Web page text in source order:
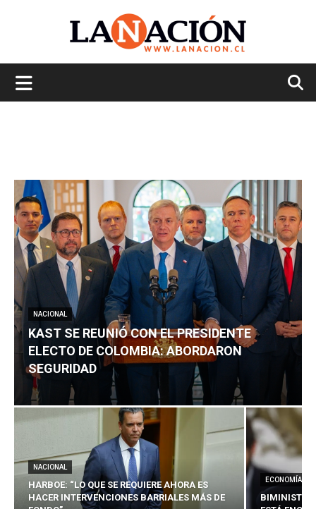
NACIONAL
KAST SE REUNIÓ CON EL PRESIDENTE
ELECTO DE COLOMBIA: ABORDARON
SEGURIDAD
NACIONAL
HARBOE: “LO QUE SE REQUIERE AHORA ES
HACER INTERVENCIONES BARRIALES MÁS DE
ECONOMÍA
BIMINISTRO